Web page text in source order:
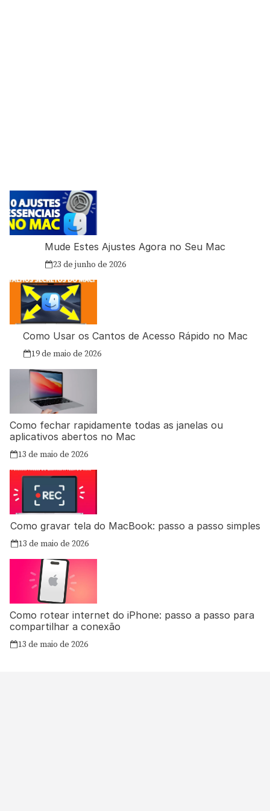
Mude Estes Ajustes Agora no Seu Mac
23 de junho de 2026
Como Usar os Cantos de Acesso Rápido no Mac
19 de maio de 2026
Como fechar rapidamente todas as janelas ou
aplicativos abertos no Mac
13 de maio de 2026
Como gravar tela do MacBook: passo a passo simples
13 de maio de 2026
Como rotear internet do iPhone: passo a passo para
compartilhar a conexão
13 de maio de 2026